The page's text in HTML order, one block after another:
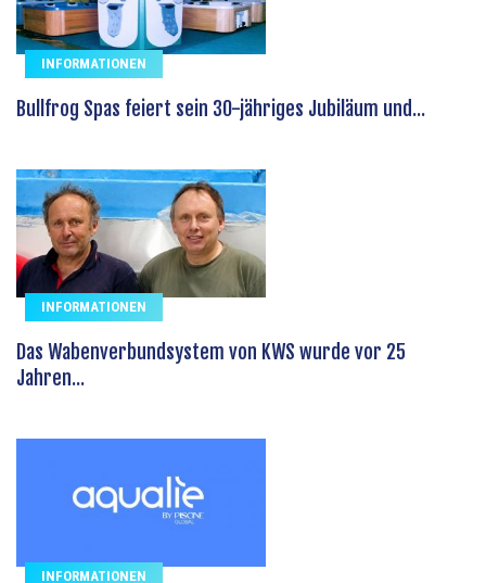
INFORMATIONEN
Bullfrog Spas feiert sein 30-jähriges Jubiläum und...
INFORMATIONEN
Das Wabenverbundsystem von KWS wurde vor 25
Jahren...
INFORMATIONEN